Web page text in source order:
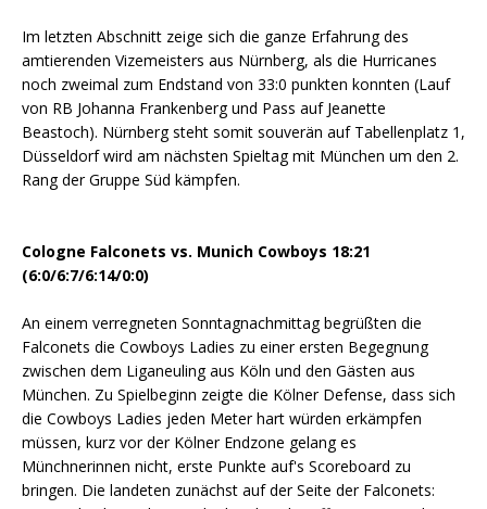
Im letzten Abschnitt zeige sich die ganze Erfahrung des
amtierenden Vizemeisters aus Nürnberg, als die Hurricanes
noch zweimal zum Endstand von 33:0 punkten konnten (Lauf
von RB Johanna Frankenberg und Pass auf Jeanette
Beastoch). Nürnberg steht somit souverän auf Tabellenplatz 1,
Düsseldorf wird am nächsten Spieltag mit München um den 2.
Rang der Gruppe Süd kämpfen.
Cologne Falconets vs. Munich Cowboys 18:21
(6:0/6:7/6:14/0:0)
An einem verregneten Sonntagnachmittag begrüßten die
Falconets die Cowboys Ladies zu einer ersten Begegnung
zwischen dem Liganeuling aus Köln und den Gästen aus
München. Zu Spielbeginn zeigte die Kölner Defense, dass sich
die Cowboys Ladies jeden Meter hart würden erkämpfen
müssen, kurz vor der Kölner Endzone gelang es
Münchnerinnen nicht, erste Punkte auf's Scoreboard zu
bringen. Die landeten zunächst auf der Seite der Falconets: